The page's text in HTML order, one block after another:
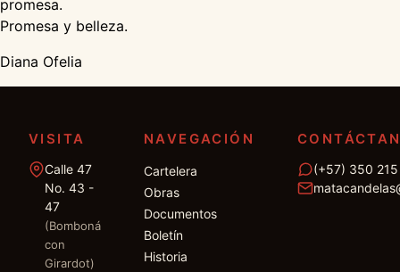
promesa.
Promesa y belleza.
Diana Ofelia
VISITA
Calle 47
No. 43 -
47
(Bomboná
con
Girardot)
NAVEGACIÓN
Cartelera
Obras
Documentos
Boletín
Historia
(+57) 350